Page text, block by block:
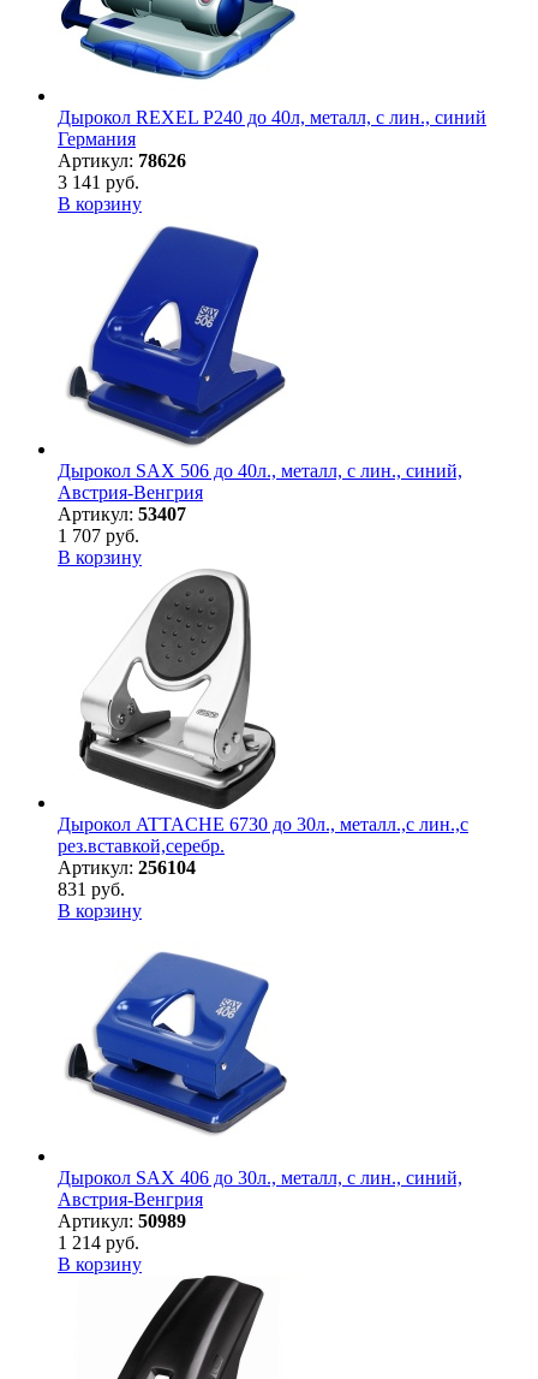
Дырокол REXEL P240 до 40л, металл, с лин., синий
Германия
Артикул: 78626
3 141 руб.
В корзину
Дырокол SAX 506 до 40л., металл, с лин., синий,
Австрия-Венгрия
Артикул: 53407
1 707 руб.
В корзину
Дырокол ATTACHE 6730 до 30л., металл.,с лин.,с
рез.вставкой,серебр.
Артикул: 256104
831 руб.
В корзину
Дырокол SAX 406 до 30л., металл, с лин., синий,
Австрия-Венгрия
Артикул: 50989
1 214 руб.
В корзину